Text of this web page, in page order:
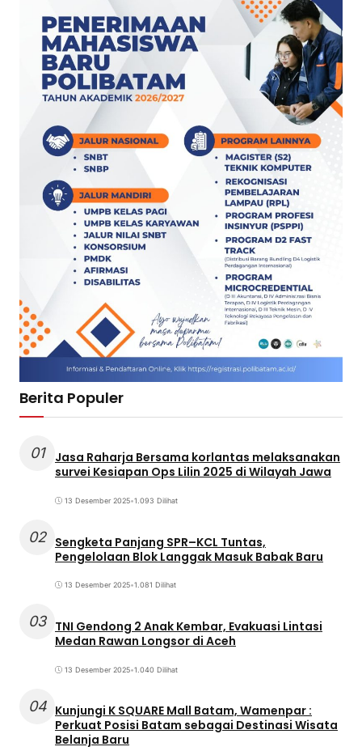
Berita Populer
01
Jasa Raharja Bersama korlantas melaksanakan
survei Kesiapan Ops Lilin 2025 di Wilayah Jawa
13 Desember 2025•1.093 Dilihat
02 Sengketa Panjang SPR–KCL Tuntas,
Pengelolaan Blok Langgak Masuk Babak Baru
13 Desember 2025•1.081 Dilihat
03 TNI Gendong 2 Anak Kembar, Evakuasi Lintasi
Medan Rawan Longsor di Aceh
13 Desember 2025•1.040 Dilihat
04 Kunjungi K SQUARE Mall Batam, Wamenpar :
Perkuat Posisi Batam sebagai Destinasi Wisata
Belanja Baru